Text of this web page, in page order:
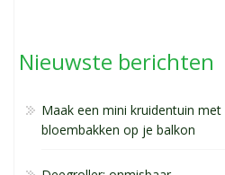
Nieuwste berichten
Maak een mini kruidentuin met
bloembakken op je balkon